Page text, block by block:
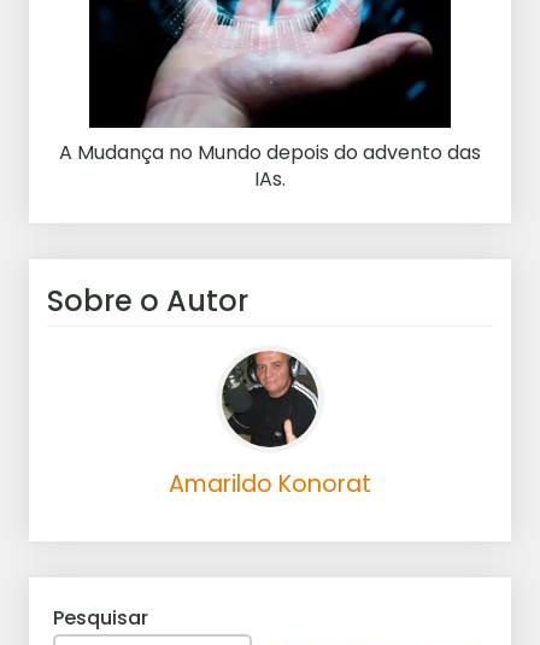
A Mudança no Mundo depois do advento das
IAs.
Sobre o Autor
Amarildo Konorat
Pesquisar